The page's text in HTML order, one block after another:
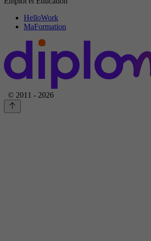
HelloWork
MaFormation
© 2011 - 2026